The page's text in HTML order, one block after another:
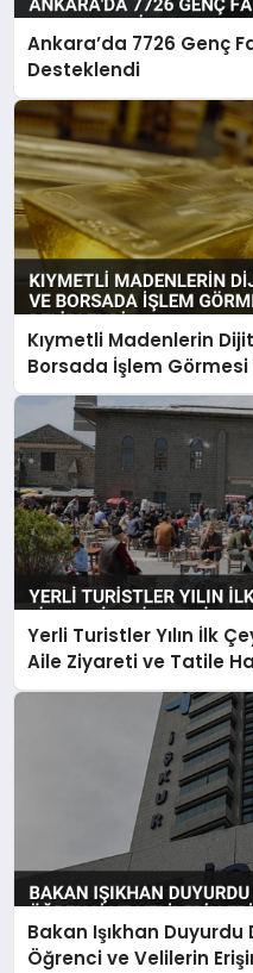
Ankara’da 7726 Genç
Desteklendi
Kıymetli Madenlerin
Borsada İşlem
Belirlendi
Yerli Turistler Yılın İlk
Aile Ziyareti ve Tatile
Bakan Işıkhan
Öğrenci ve Velilerin